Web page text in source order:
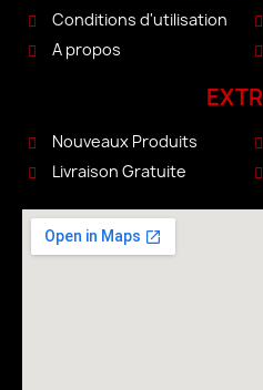
Conditions d'utilisation
A propos
Nouveaux Produits
Livraison Gratuite